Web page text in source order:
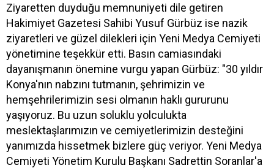
Ziyaretten duyduğu memnuniyeti dile getiren
Hakimiyet Gazetesi Sahibi Yusuf Gürbüz ise nazik
ziyaretleri ve güzel dilekleri için Yeni Medya Cemiyeti
yönetimine teşekkür etti. Basın camiasındaki
dayanışmanın önemine vurgu yapan Gürbüz: "30 yıldır
Konya'nın nabzını tutmanın, şehrimizin ve
hemşehrilerimizin sesi olmanın haklı gururunu
yaşıyoruz. Bu uzun soluklu yolculukta
meslektaşlarımızın ve cemiyetlerimizin desteğini
yanımızda hissetmek bizlere güç veriyor. Yeni Medya
Cemiyeti Yönetim Kurulu Başkanı Sadrettin Soranlar'a